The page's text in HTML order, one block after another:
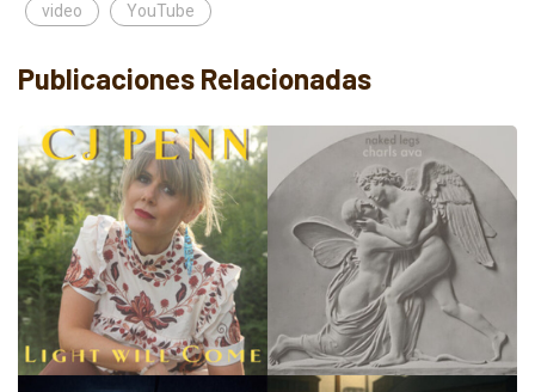
video YouTube
Publicaciones Relacionadas